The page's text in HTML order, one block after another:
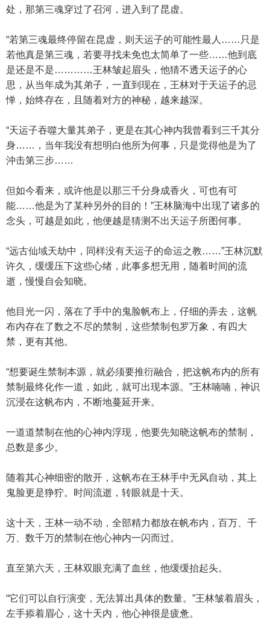
处，那第三魂穿过了召河，进入到了昆虚。
“若第三魂最终停留在昆虚，则天运子的可能性最人……只是
若他真是第三魂，若要寻找未免也太简单了一些……他到底
是还是不是…………王林皱起眉头，他猜不透天运子的心
思，从当年成为其弟子，一直到现在，王林对于天运子的忌
惮，始终存在，且随着对方的神秘，越来越深。
“天运子吞噬大量其弟子，更是在其心神内我曾看到三千其分
身……，当年我没有想明白他所为何事，只是觉得他是为了
沖击第三步……
但如今看来，或许他是以那三千分身成香火，可也有可
能……他是为了某种另外的目的！”王林脑海中出现了诸多的
念头，可越是如此，他便越是猜测不出天运子所图何事。
“远古仙域天劫中，同样没有天运子的命运之教……”王林沉默
许久，缓缓压下这些心绪，此事多想无用，随着时间的流
逝，慢慢自会知晓。
他目光一闪，落在了手中的鬼脸帆布上，仔细的弄去，这帆
布内存在了数之不尽的禁制，这些禁制包罗万象，有四大
禁，更有其他。
“想要诞生禁制本源，就必须要推衍融合，把这帆布内的所有
禁制最终化作一道，如此，就可出现本源。”王林喃喃，神识
沉浸在这帆布内，不断地蔓延开来。
一道道禁制在他的心神内浮现，他要先知晓这帆布的禁制，
总数是多少。
随着其心神细密的散开，这帆布在王林手中无风自动，其上
鬼脸更是狰狞。时间流逝，转眼就是十天。
这十天，王林一动不动，全部精力都放在帆布内，百万、千
万、数千万的禁制在他心神内一闪而过。
直至第六天，王林双眼充满了血丝，他缓缓抬起头。
“它们可以自行演变，无法算出具体的数量。”王林皱着眉头，
左手掭着眉心，这十天内，他心神很是疲惫。